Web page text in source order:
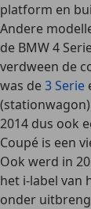
platform en
Andere
de BMW 4
verdween de
was de3 Serie
2014 dus ook
Coupé is een
Ook werd in
het i-label van
onder